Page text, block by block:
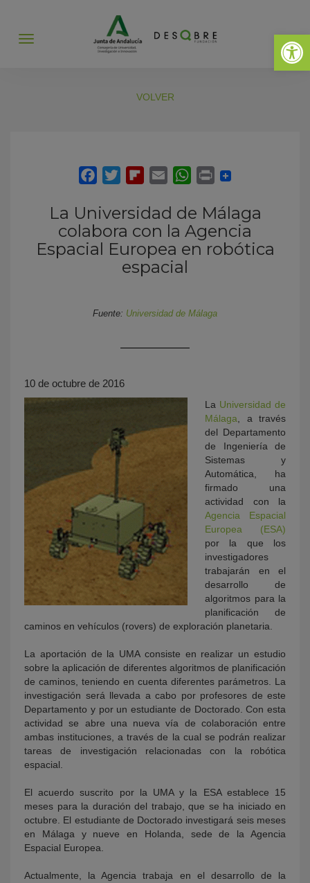
Abrir
Abrir
VOLVER
La Universidad de Málaga
colabora con la Agencia
Espacial Europea en robótica
espacial
Fuente: Universidad de Málaga
10 de octubre de 2016
La Universidad de
Málaga , a través
del Departamento
de Ingeniería de
Sistemas y
Automática, ha
firmado una
actividad con la
Agencia Espacial
Europea (ESA)
por la que los
investigadores
trabajarán en el
desarrollo de
algoritmos para la
planificación de
caminos en vehículos (rovers) de exploración planetaria.
La aportación de la UMA consiste en realizar un estudio
sobre la aplicación de diferentes algoritmos de planificación
de caminos, teniendo en cuenta diferentes parámetros. La
investigación será llevada a cabo por profesores de este
Departamento y por un estudiante de Doctorado. Con esta
actividad se abre una nueva vía de colaboración entre
ambas instituciones, a través de la cual se podrán realizar
tareas de investigación relacionadas con la robótica
espacial.
El acuerdo suscrito por la UMA y la ESA establece 15
meses para la duración del trabajo, que se ha iniciado en
octubre. El estudiante de Doctorado investigará seis meses
en Málaga y nueve en Holanda, sede de la Agencia
Espacial Europea.
Actualmente, la Agencia trabaja en el desarrollo de la